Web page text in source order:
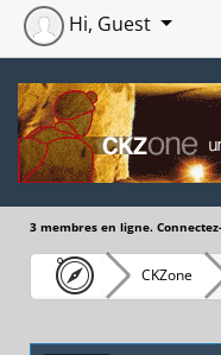
Hi, Guest
3 membres en ligne.
CKZone